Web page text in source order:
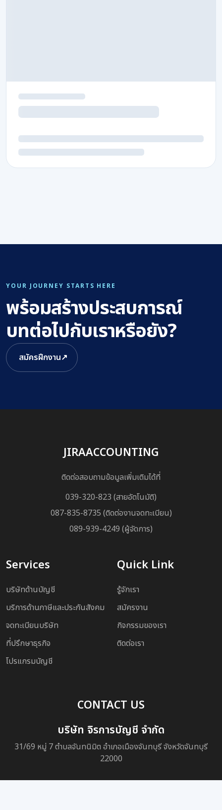
YOUR JOURNEY STARTS HERE
พร้อมสร้างประสบการณ์
บทต่อไปกับเราหรือยัง?
สมัครฝึกงาน↗
JIRAACCOUNTING
ติดต่อสอบถามข้อมูลเพิ่มเติมได้ที่
039-320-823 (สายอัตโนมัติ)
087-835-8735 (ติดต่องานจดทะเบียน)
089-939-4249 (ผู้จัดการ)
Services
บริษัทด้านบัญชี
บริการด้านภาษีและประกันสังคม
จดทะเบียนบริษัท
ที่ปรึกษาธุรกิจ
โปรแกรมบัญชี
Quick Link
รู้จักเรา
สมัครงาน
กิจกรรมของเรา
ติดต่อเรา
CONTACT US
บริษัท จิรการบัญชี จำกัด
31/69 หมู่ 7 ตำบลจันทนิมิต อำเภอเมืองจันทบุรี จังหวัดจันทบุรี
22000